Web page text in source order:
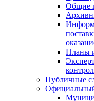
Общие
Планы
Публичные